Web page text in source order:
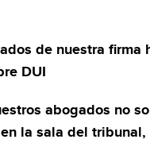
de nuestra firma
DUI
abogados no
la sala del tribunal,